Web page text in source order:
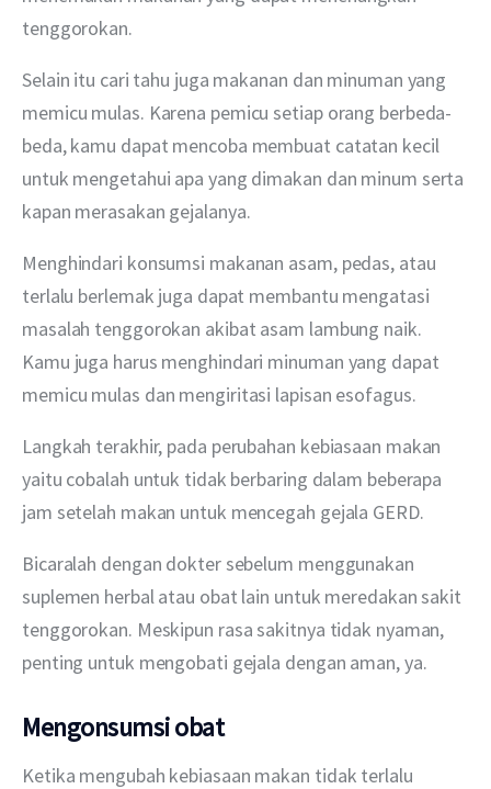
tenggorokan.
Selain itu cari tahu juga makanan dan minuman yang
memicu mulas. Karena pemicu setiap orang berbeda-
beda, kamu dapat mencoba membuat catatan kecil
untuk mengetahui apa yang dimakan dan minum serta
kapan merasakan gejalanya.
Menghindari konsumsi makanan asam, pedas, atau
terlalu berlemak juga dapat membantu mengatasi
masalah tenggorokan akibat asam lambung naik.
Kamu juga harus menghindari minuman yang dapat
memicu mulas dan mengiritasi lapisan esofagus.
Langkah terakhir, pada perubahan kebiasaan makan
yaitu cobalah untuk tidak berbaring dalam beberapa
jam setelah makan untuk mencegah gejala GERD.
Bicaralah dengan dokter sebelum menggunakan
suplemen herbal atau obat lain untuk meredakan sakit
tenggorokan. Meskipun rasa sakitnya tidak nyaman,
penting untuk mengobati gejala dengan aman, ya.
Mengonsumsi obat
Ketika mengubah kebiasaan makan tidak terlalu